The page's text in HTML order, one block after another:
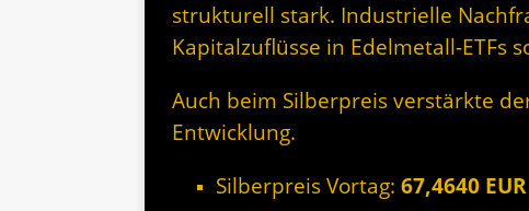
strukturell stark. Industrielle
Kapitalzuflüsse in Edelmetall-ETFs
Auch beim Silberpreis verstärkte
Entwicklung.
Silberpreis Vortag: 67,4640 EUR